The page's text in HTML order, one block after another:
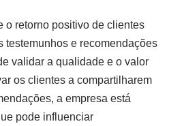
o retorno positivo de clientes
testemunhos e recomendações
validar a qualidade e o valor
os clientes a compartilharem
a empresa está
pode influenciar